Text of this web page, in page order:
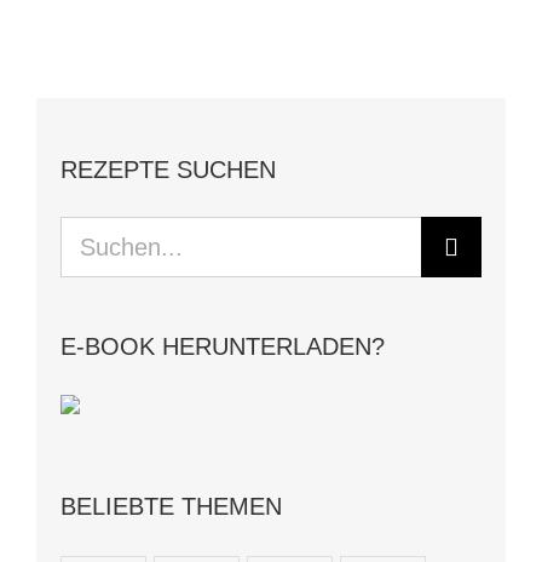
REZEPTE SUCHEN
Suche
nach:
E-BOOK HERUNTERLADEN?
BELIEBTE THEMEN